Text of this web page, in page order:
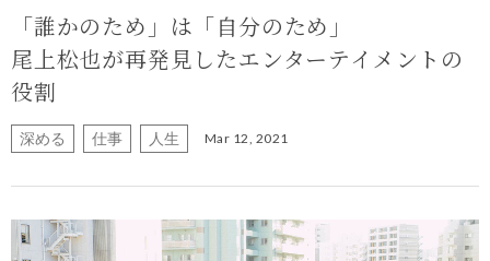
「誰かのため」は「自分のため」
尾上松也が再発見したエンターテイメントの
役割
深める 仕事 人生 Mar 12, 2021